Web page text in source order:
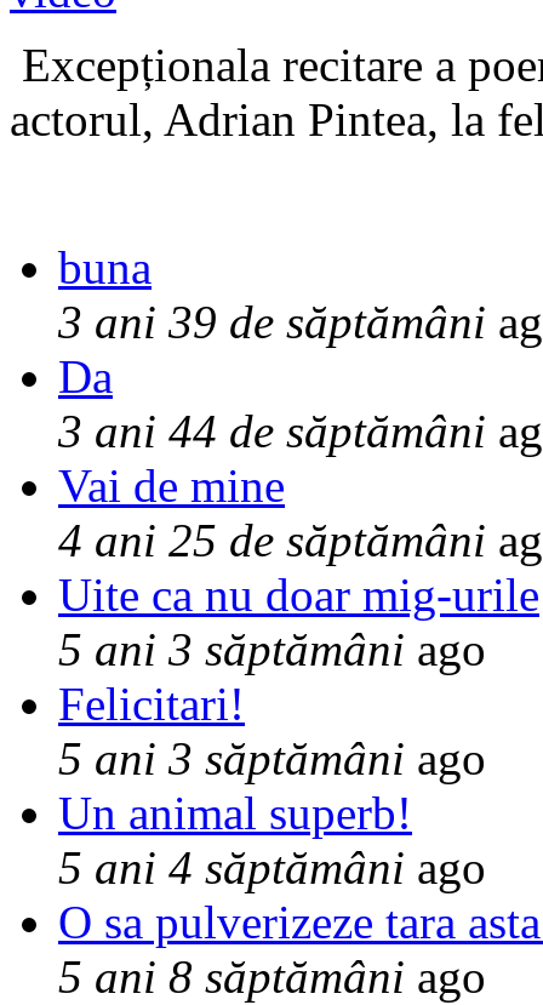
Excepționala recitare a
actorul, Adrian Pintea, la
buna
3 ani 39 de săptămâni
Da
3 ani 44 de săptămâni
Vai de mine
4 ani 25 de săptămâni
Uite ca nu doar mig-urile
5 ani 3 săptămâni ago
Felicitari!
5 ani 3 săptămâni ago
Un animal superb!
5 ani 4 săptămâni ago
O sa pulverizeze tara
5 ani 8 săptămâni ago